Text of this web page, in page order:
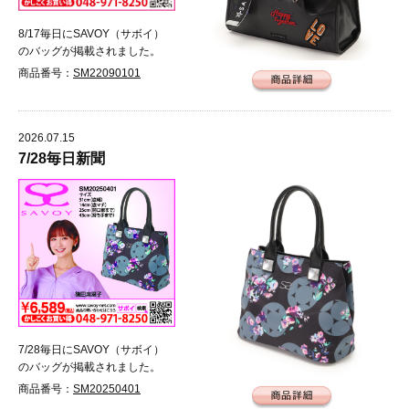
8/17毎日にSAVOY（サボイ）
のバッグが掲載されました。
商品番号： SM22090101
2026.07.15
7/28毎日新聞
7/28毎日にSAVOY（サボイ）
のバッグが掲載されました。
商品番号： SM20250401